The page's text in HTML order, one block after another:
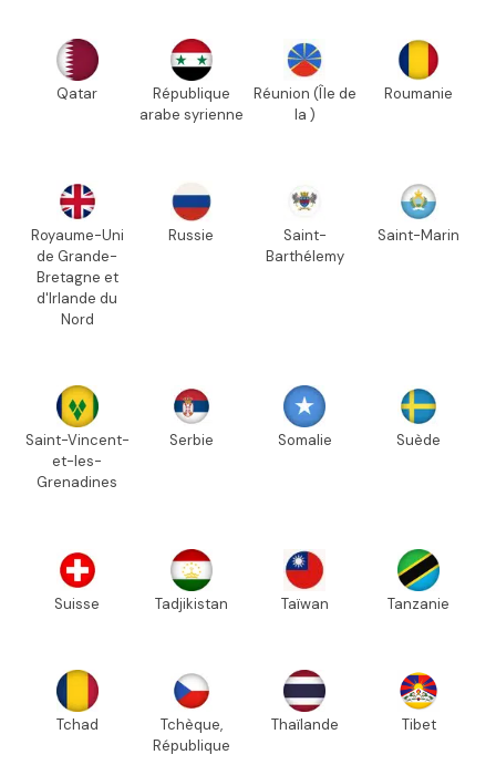
Qatar
République
arabe syrienne
Réunion (Île de
la )
Roumanie
Royaume-Uni
de Grande-
Bretagne et
d'Irlande du
Nord
Russie
Saint-
Barthélemy
Saint-Marin
Saint-Vincent-
et-les-
Grenadines
Serbie Somalie Suède
Suisse Tadjikistan Taïwan Tanzanie
Tchad
Tchèque,
République
Thaïlande Tibet